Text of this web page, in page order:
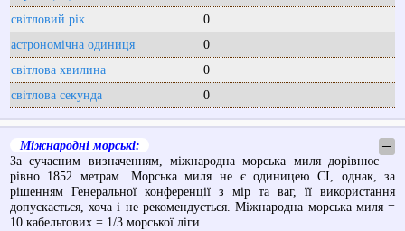
світловий рік
0
астрономічна одиниця
0
світлова хвилина
0
світлова секунда
0
Міжнародні морські:
─
За сучасним визначенням, міжнародна морська миля дорівнює
рівно 1852 метрам. Морська миля не є одиницею СІ, однак, за
рішенням Генеральної конференції з мір та ваг, її використання
допускається, хоча і не рекомендується. Міжнародна морська миля =
10 кабельтових = 1/3 морської ліги.